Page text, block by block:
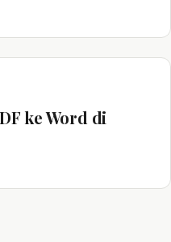
ke Word di